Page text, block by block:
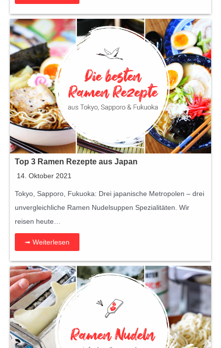
Top 3 Ramen Rezepte aus Japan
14. Oktober 2021
Tokyo, Sapporo, Fukuoka: Drei japanische Metropolen – drei
unvergleichliche Ramen Nudelsuppen Spezialitäten. Wir
reisen heute…
➟ Weiterlesen